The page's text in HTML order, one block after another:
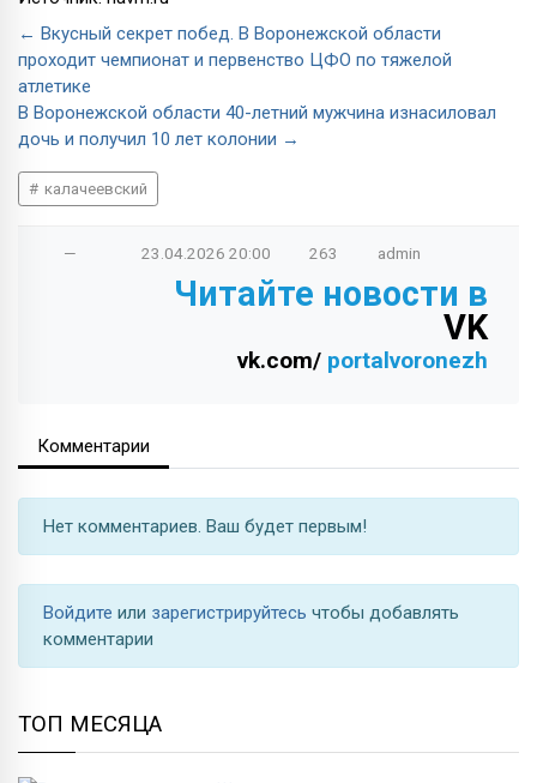
← Вкусный секрет побед. В Воронежской области
проходит чемпионат и первенство ЦФО по тяжелой
атлетике
В Воронежской области 40-летний мужчина изнасиловал
дочь и получил 10 лет колонии →
калачеевский
— 23.04.2026 20:00 263 admin
Читайте новости в
VK
vk.com/ portalvoronezh
Комментарии
Нет комментариев. Ваш будет первым!
Войдите или зарегистрируйтесь чтобы добавлять
комментарии
ТОП МЕСЯЦА